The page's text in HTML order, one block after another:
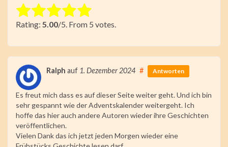
Rate this item:
Submit Rating
Rating: 5.00/5. From 5 votes.
Ralph auf 1. Dezember 2024 # Antworten
Es freut mich dass es auf dieser Seite weiter geht. Und ich bin
sehr gespannt wie der Adventskalender weitergeht. Ich
hoffe das hier auch andere Autoren wieder ihre Geschichten
veröffentlichen.
Vielen Dank das ich jetzt jeden Morgen wieder eine